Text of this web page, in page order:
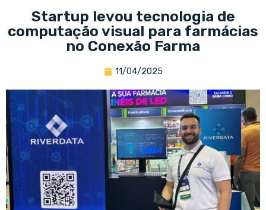
Startup levou tecnologia de
computação visual para farmácias
no Conexão Farma
11/04/2025